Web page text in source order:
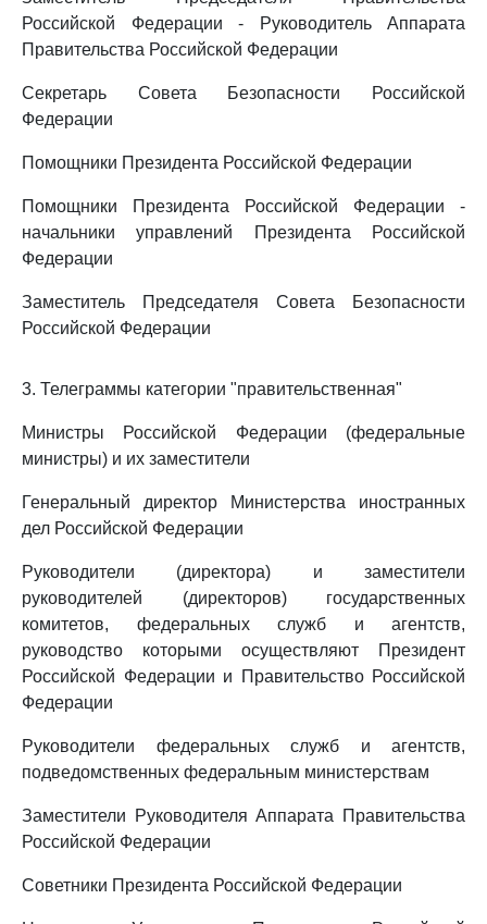
Российской Федерации - Руководитель Аппарата
Правительства Российской Федерации
Секретарь Совета Безопасности Российской
Федерации
Помощники Президента Российской Федерации
Помощники Президента Российской Федерации -
начальники управлений Президента Российской
Федерации
Заместитель Председателя Совета Безопасности
Российской Федерации
3. Телеграммы категории "правительственная"
Министры Российской Федерации (федеральные
министры) и их заместители
Генеральный директор Министерства иностранных
дел Российской Федерации
Руководители (директора) и заместители
руководителей (директоров) государственных
комитетов, федеральных служб и агентств,
руководство которыми осуществляют Президент
Российской Федерации и Правительство Российской
Федерации
Руководители федеральных служб и агентств,
подведомственных федеральным министерствам
Заместители Руководителя Аппарата Правительства
Российской Федерации
Советники Президента Российской Федерации